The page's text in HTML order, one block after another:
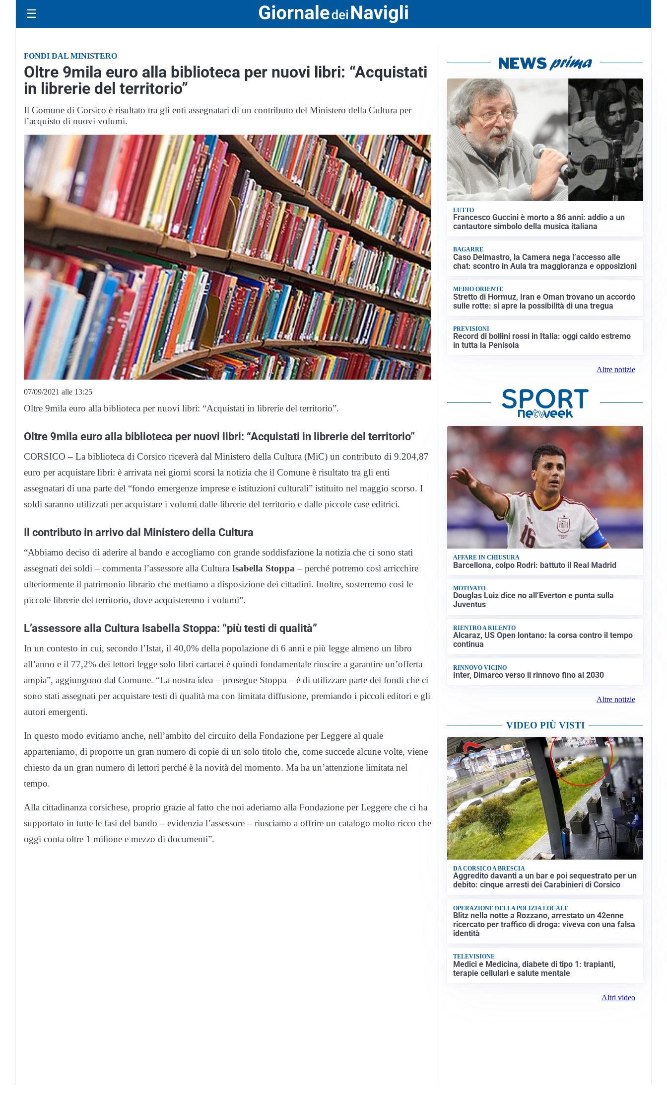
☰
FONDI DAL MINISTERO
Oltre 9mila euro alla biblioteca per nuovi libri: “Acquistati
in librerie del territorio”
Il Comune di Corsico è risultato tra gli enti assegnatari di un contributo del Ministero della Cultura per
l’acquisto di nuovi volumi.
07/09/2021 alle 13:25
Oltre 9mila euro alla biblioteca per nuovi libri: “Acquistati in librerie del territorio”.
Oltre 9mila euro alla biblioteca per nuovi libri: “Acquistati in librerie del territorio”
CORSICO – La biblioteca di Corsico riceverà dal Ministero della Cultura (MiC) un contributo di 9.204,87
euro per acquistare libri: è arrivata nei giorni scorsi la notizia che il Comune è risultato tra gli enti
assegnatari di una parte del “fondo emergenze imprese e istituzioni culturali” istituito nel maggio scorso. I
soldi saranno utilizzati per acquistare i volumi dalle librerie del territorio e dalle piccole case editrici.
Il contributo in arrivo dal Ministero della Cultura
“Abbiamo deciso di aderire al bando e accogliamo con grande soddisfazione la notizia che ci sono stati
assegnati dei soldi – commenta l’assessore alla Cultura Isabella Stoppa – perché potremo così arricchire
ulteriormente il patrimonio librario che mettiamo a disposizione dei cittadini. Inoltre, sosterremo così le
piccole librerie del territorio, dove acquisteremo i volumi”.
L’assessore alla Cultura Isabella Stoppa: “più testi di qualità”
In un contesto in cui, secondo l’Istat, il 40,0% della popolazione di 6 anni e più legge almeno un libro
all’anno e il 77,2% dei lettori legge solo libri cartacei è quindi fondamentale riuscire a garantire un’offerta
ampia”, aggiungono dal Comune. “La nostra idea – prosegue Stoppa – è di utilizzare parte dei fondi che ci
sono stati assegnati per acquistare testi di qualità ma con limitata diffusione, premiando i piccoli editori e gli
autori emergenti.
In questo modo evitiamo anche, nell’ambito del circuito della Fondazione per Leggere al quale
apparteniamo, di proporre un gran numero di copie di un solo titolo che, come succede alcune volte, viene
chiesto da un gran numero di lettori perché è la novità del momento. Ma ha un’attenzione limitata nel
tempo.
Alla cittadinanza corsichese, proprio grazie al fatto che noi aderiamo alla Fondazione per Leggere che ci ha
supportato in tutte le fasi del bando – evidenzia l’assessore – riusciamo a offrire un catalogo molto ricco che
oggi conta oltre 1 milione e mezzo di documenti”.
LUTTO
Francesco Guccini è morto a 86 anni: addio a un
cantautore simbolo della musica italiana
BAGARRE
Caso Delmastro, la Camera nega l’accesso alle
chat: scontro in Aula tra maggioranza e opposizioni
MEDIO ORIENTE
Stretto di Hormuz, Iran e Oman trovano un accordo
sulle rotte: si apre la possibilità di una tregua
PREVISIONI
Record di bollini rossi in Italia: oggi caldo estremo
in tutta la Penisola
Altre notizie
AFFARE IN CHIUSURA
Barcellona, colpo Rodri: battuto il Real Madrid
MOTIVATO
Douglas Luiz dice no all’Everton e punta sulla
Juventus
RIENTRO A RILENTO
Alcaraz, US Open lontano: la corsa contro il tempo
continua
RINNOVO VICINO
Inter, Dimarco verso il rinnovo fino al 2030
Altre notizie
VIDEO PIÙ VISTI
DA CORSICO A BRESCIA
Aggredito davanti a un bar e poi sequestrato per un
debito: cinque arresti dei Carabinieri di Corsico
OPERAZIONE DELLA POLIZIA LOCALE
Blitz nella notte a Rozzano, arrestato un 42enne
ricercato per traffico di droga: viveva con una falsa
identità
TELEVISIONE
Medici e Medicina, diabete di tipo 1: trapianti,
terapie cellulari e salute mentale
Altri video